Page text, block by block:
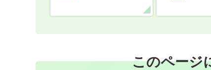
このページ